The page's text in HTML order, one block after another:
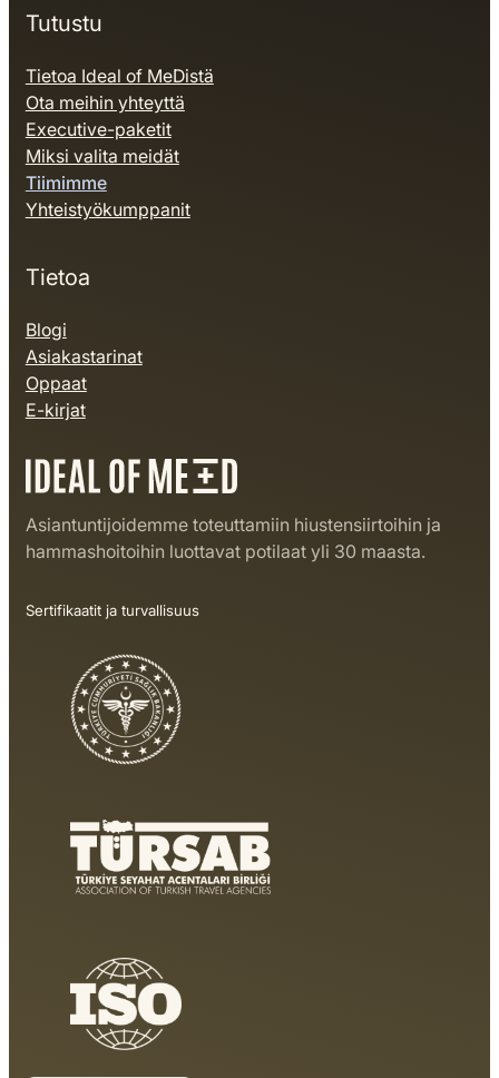
Tutustu
Tietoa Ideal of MeDistä
Ota meihin yhteyttä
Executive-paketit
Miksi valita meidät
Tiimimme
Yhteistyökumppanit
Tietoa
Blogi
Asiakastarinat
Oppaat
E-kirjat
Asiantuntijoidemme toteuttamiin hiustensiirtoihin ja
hammashoitoihin luottavat potilaat yli 30 maasta.
Sertifikaatit ja turvallisuus